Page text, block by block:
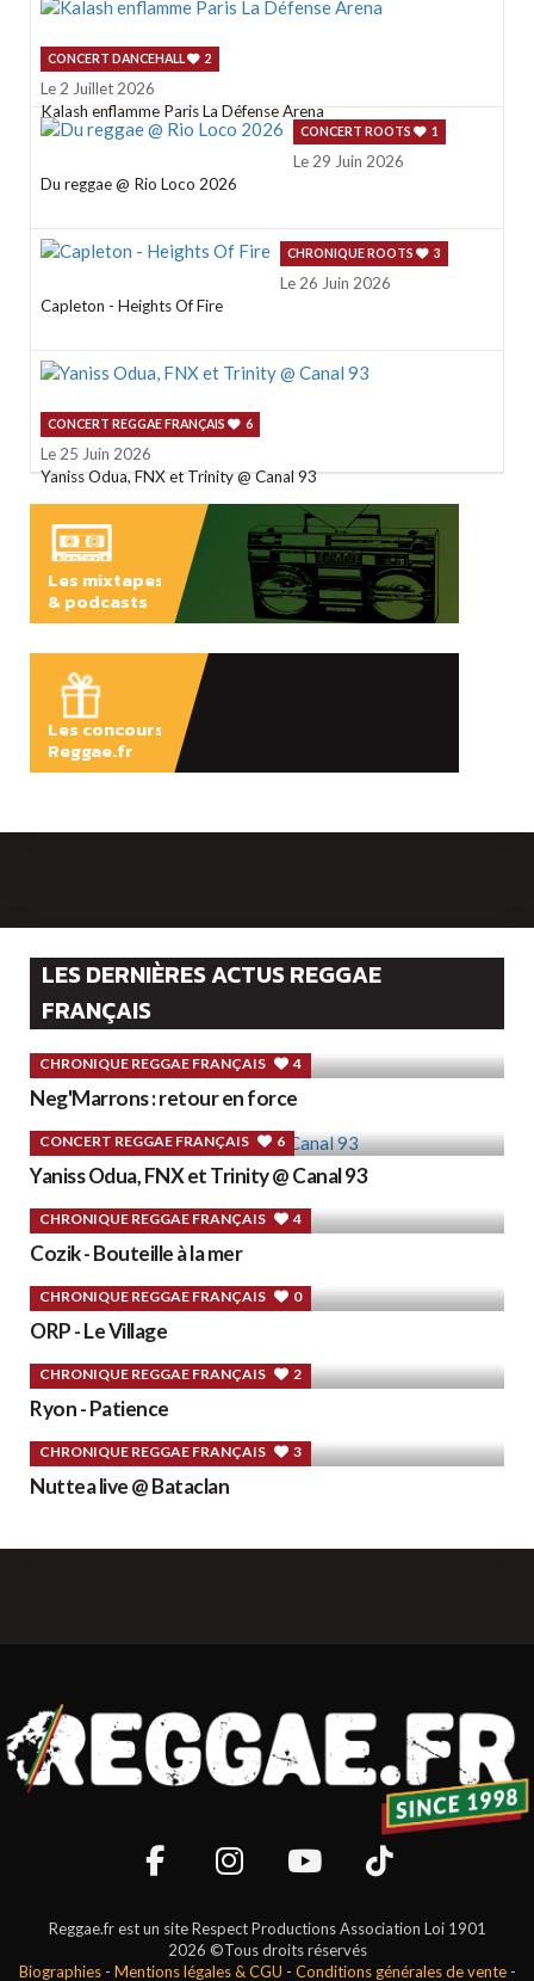
CONCERT DANCEHALL 2
Le 2 Juillet 2026
Kalash enflamme Paris La Défense Arena
CONCERT ROOTS 1
Le 29 Juin 2026
Du reggae @ Rio Loco 2026
CHRONIQUE ROOTS 3
Le 26 Juin 2026
Capleton - Heights Of Fire
CONCERT REGGAE FRANÇAIS 6
Le 25 Juin 2026
Yaniss Odua, FNX et Trinity @ Canal 93
Les mixtapes
& podcasts
Les concours
Reggae.fr
LES DERNIÈRES ACTUS REGGAE
FRANÇAIS
CHRONIQUE REGGAE FRANÇAIS 4
Neg'Marrons : retour en force
CONCERT REGGAE FRANÇAIS 6
Yaniss Odua, FNX et Trinity @ Canal 93
CHRONIQUE REGGAE FRANÇAIS 4
Cozik - Bouteille à la mer
CHRONIQUE REGGAE FRANÇAIS 0
ORP - Le Village
CHRONIQUE REGGAE FRANÇAIS 2
Ryon - Patience
CHRONIQUE REGGAE FRANÇAIS 3
Nuttea live @ Bataclan
Reggae.fr est un site Respect Productions Association Loi 1901
2026 ©Tous droits réservés
Biographies- Mentions légales & CGU - Conditions générales de vente-